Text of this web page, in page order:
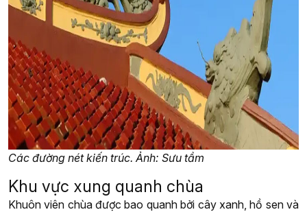
Các đường nét kiến trúc. Ảnh: Sưu tầm
Khu vực xung quanh chùa
Khuôn viên chùa được bao quanh bởi cây xanh, hồ sen và